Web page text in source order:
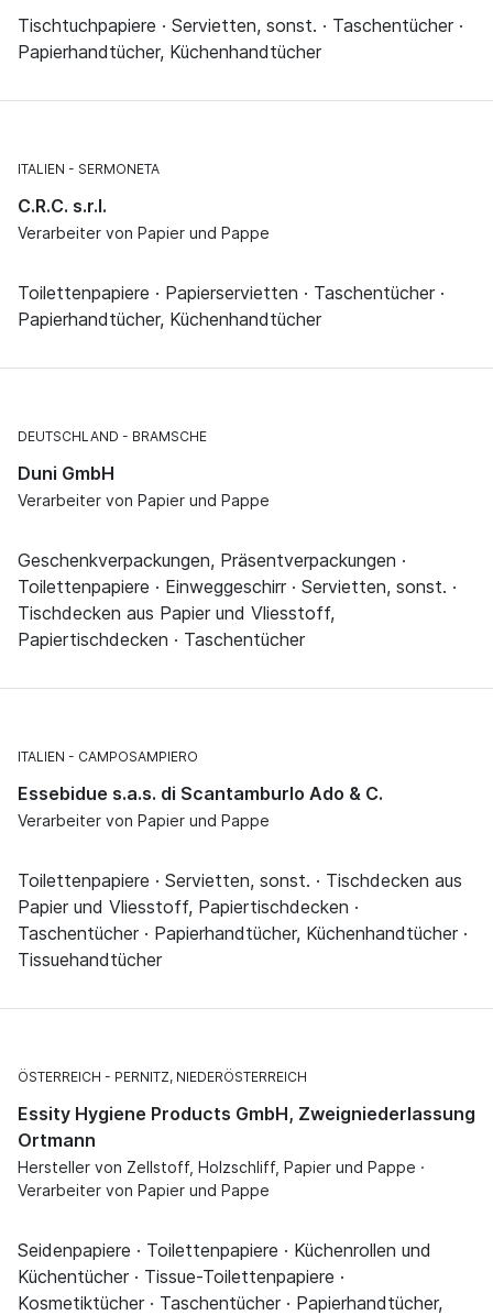
Tischtuchpapiere · Servietten, sonst. · Taschentücher ·
Papierhandtücher, Küchenhandtücher
ITALIEN SERMONETA
C.R.C. s.r.l.
Verarbeiter von Papier und Pappe
Toilettenpapiere · Papierservietten · Taschentücher ·
Papierhandtücher, Küchenhandtücher
DEUTSCHLAND BRAMSCHE
Duni GmbH
Verarbeiter von Papier und Pappe
Geschenkverpackungen, Präsentverpackungen ·
Toilettenpapiere · Einweggeschirr · Servietten, sonst. ·
Tischdecken aus Papier und Vliesstoff,
Papiertischdecken · Taschentücher
ITALIEN CAMPOSAMPIERO
Essebidue s.a.s. di Scantamburlo Ado & C.
Verarbeiter von Papier und Pappe
Toilettenpapiere · Servietten, sonst. · Tischdecken aus
Papier und Vliesstoff, Papiertischdecken ·
Taschentücher · Papierhandtücher, Küchenhandtücher ·
Tissuehandtücher
ÖSTERREICH PERNITZ, NIEDERÖSTERREICH
Essity Hygiene Products GmbH, Zweigniederlassung
Ortmann
Hersteller von Zellstoff, Holzschliff, Papier und Pappe ·
Verarbeiter von Papier und Pappe
Seidenpapiere · Toilettenpapiere · Küchenrollen und
Küchentücher · Tissue-Toilettenpapiere ·
Kosmetiktücher · Taschentücher · Papierhandtücher,